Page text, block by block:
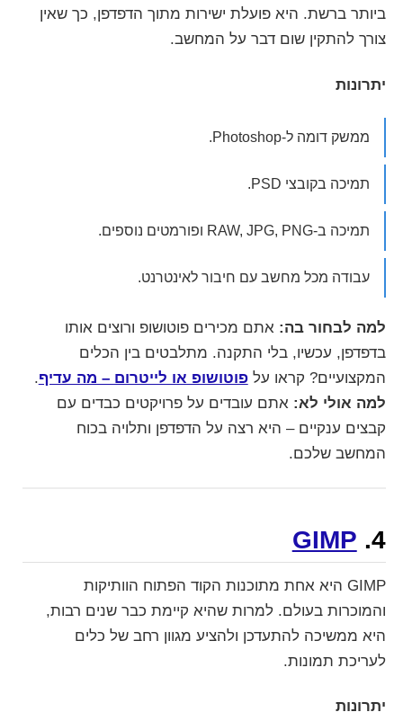
ביותר ברשת. היא פועלת ישירות מתוך הדפדפן, כך שאין
צורך להתקין שום דבר על המחשב.
יתרונות
ממשק דומה ל-Photoshop.
תמיכה בקובצי PSD.
תמיכה ב-RAW, JPG, PNG ופורמטים נוספים.
עבודה מכל מחשב עם חיבור לאינטרנט.
למה לבחור בה: אתם מכירים פוטושופ ורוצים אותו
בדפדפן, עכשיו, בלי התקנה. מתלבטים בין הכלים
המקצועיים? קראו עלפוטושופ או לייטרום – מה עדיף.
למה אולי לא: אתם עובדים על פרויקטים כבדים עם
קבצים ענקיים – היא רצה על הדפדפן ותלויה בכוח
המחשב שלכם.
4.
GIMP
GIMP היא אחת מתוכנות הקוד הפתוח הוותיקות
והמוכרות בעולם. למרות שהיא קיימת כבר שנים רבות,
היא ממשיכה להתעדכן ולהציע מגוון רחב של כלים
לעריכת תמונות.
יתרונות